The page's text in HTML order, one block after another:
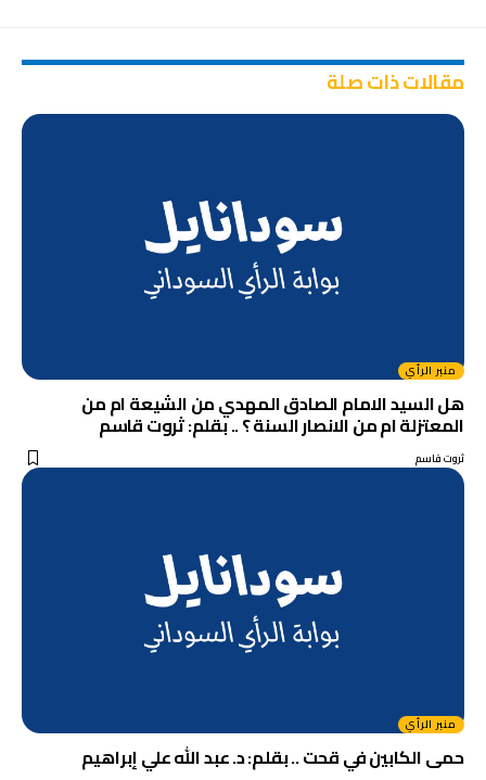
مقالات ذات صلة
منبر الرأي
هل السيد الامام الصادق المهدي من الشيعة ام من
المعتزلة ام من الانصار السنة ؟ .. بقلم: ثروت قاسم
ثروت قاسم
منبر الرأي
حمى الكابين في قحت .. بقلم: د. عبد الله علي إبراهيم